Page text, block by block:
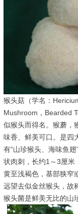
猴头菇（学名：
Mushroom，Bearded
似猴头而得名。猴蘑，
味香、鲜美可口。是四
有“山珍猴头、海味鱼
状肉刺，长约1～3厘米
黄至浅褐色，基部狭窄
远望去似金丝猴头，故
猴头菌是鲜美无比的山